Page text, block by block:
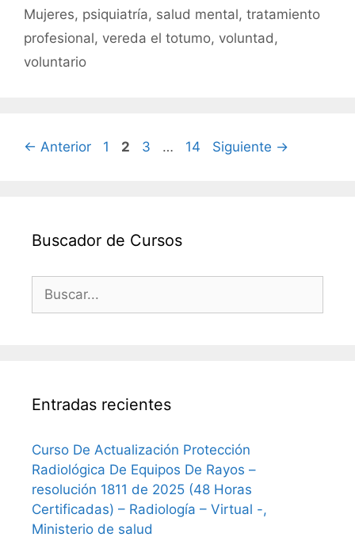
Mujeres, psiquiatría, salud mental, tratamiento
profesional, vereda el totumo, voluntad,
voluntario
← Anterior Página
1 Página
2 Página
3 … Página
14 Siguiente →
Buscador de Cursos
Buscar:
Entradas recientes
Curso De Actualización Protección
Radiológica De Equipos De Rayos –
resolución 1811 de 2025 (48 Horas
Certificadas) – Radiología – Virtual -,
Ministerio de salud